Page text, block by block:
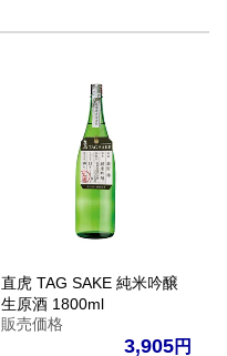
直虎 TAG SAKE 純米吟醸
生原酒 1800ml
販売価格
3,905